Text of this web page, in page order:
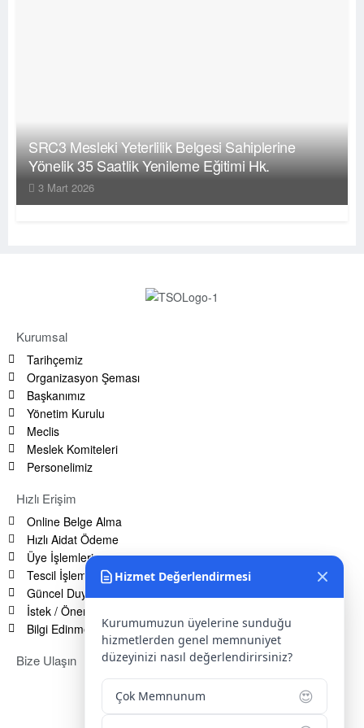
SRC3 Mesleki Yeterlilik Belgesi Sahiplerine
Yönelik 35 Saatlik Yenileme Eğitimi Hk.
3 Mart 2026
Kurumsal
Tarihçemiz
Organizasyon Şeması
Başkanımız
Yönetim Kurulu
Meclis
Meslek Komiteleri
Personelimiz
Hızlı Erişim
Online Belge Alma
Hızlı Aidat Ödeme
Üye İşlemleri
Tescil İşlemleri
Güncel Duyurular
İstek / Öneri / Şikayet Formu
Bilgi Edinme Hakkı
Bize Ulaşın
Yenice Mah. Atatürk Cad. Tüccarlar İşhanı Kat:1 No:1
KIRŞEHİR / TÜRKİYE
Hizmet Değerlendirmesi
Kurumumuzun üyelerine sunduğu
hizmetlerden genel memnuniyet
düzeyinizi nasıl değerlendirirsiniz?
Çok Memnunum 😍